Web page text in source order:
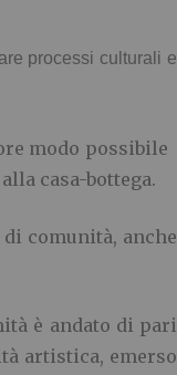
processi culturali e
modo possibile
casa-bottega.
comunità, anche
è andato di pari
artistica, emerso